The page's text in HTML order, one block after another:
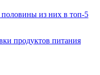
половины из них в топ-5
продуктов питания